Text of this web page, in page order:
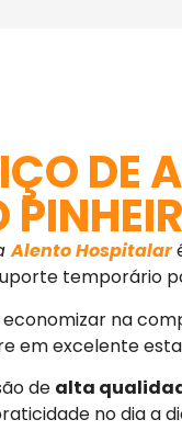
DE
Alento Hospitalar
temporário
na
em excelente
de alta
no dia a